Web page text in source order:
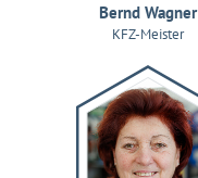
Bernd Wagner
KFZ-Meister